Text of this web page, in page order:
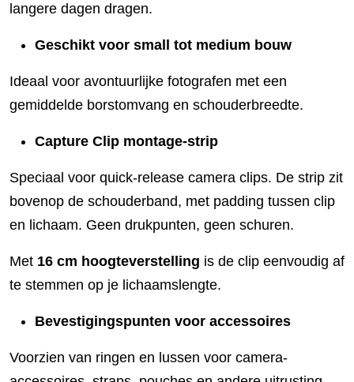
langere dagen dragen.
Geschikt voor small tot medium bouw
Ideaal voor avontuurlijke fotografen met een
gemiddelde borstomvang en schouderbreedte.
Capture Clip montage-strip
Speciaal voor quick-release camera clips. De strip zit
bovenop de schouderband, met padding tussen clip
en lichaam. Geen drukpunten, geen schuren.
Met 16 cm hoogteverstelling is de clip eenvoudig af
te stemmen op je lichaamslengte.
Bevestigingspunten voor accessoires
Voorzien van ringen en lussen voor camera-